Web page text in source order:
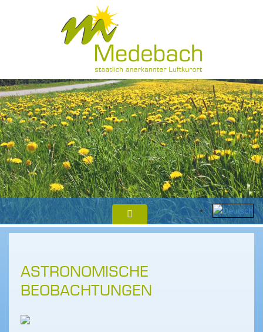
ASTRONOMISCHE
BEOBACHTUNGEN